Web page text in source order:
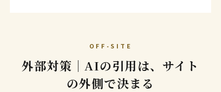
OFF-SITE
外部対策｜AIの引用は、サイト
の外側で決まる